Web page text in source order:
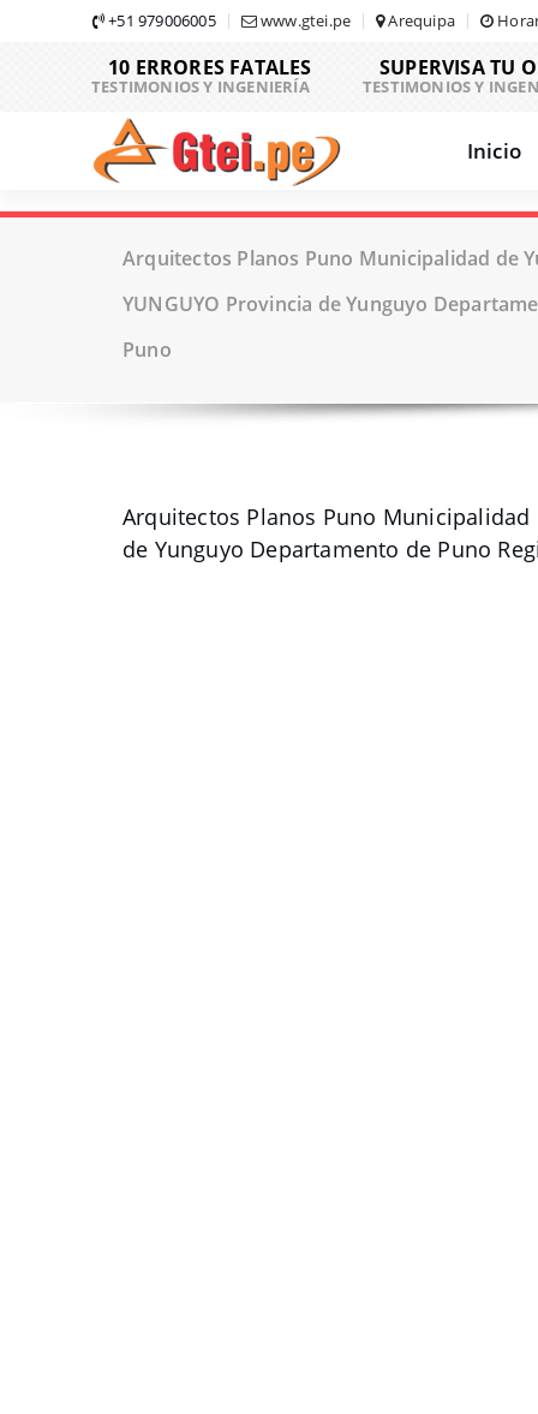
+51 979006005 www.gtei.pe Arequipa
10 ERRORES FATALES
TESTIMONIOS Y INGENIERÍA
SUPERVISA TU
TESTIMONIOS Y
Inicio
Arquitectos Planos Puno Municipalidad de
YUNGUYO Provincia de Yunguyo
Puno
Arquitectos Planos Puno Municipalidad
de Yunguyo Departamento de Puno